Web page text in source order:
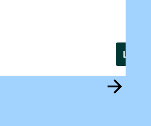
Les